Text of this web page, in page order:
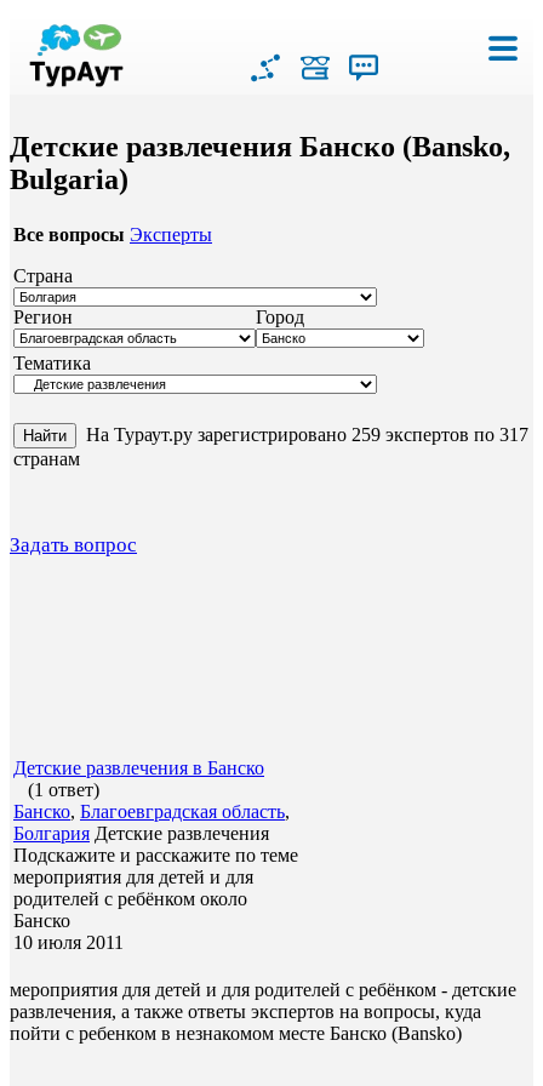
Детские развлечения Банско (Bansko,
Bulgaria)
Все вопросы Эксперты
Страна
Регион
Город
Тематика
На Тураут.ру зарегистрировано 259 экспертов по 317
странам
Задать вопрос
Детские развлечения в Банско
(1 ответ)
Банско, Благоевградская область,
Болгария Детские развлечения
Подскажите и расскажите по теме
мероприятия для детей и для
родителей с ребёнком около
Банско
10 июля 2011
мероприятия для детей и для родителей с ребёнком - детские
развлечения, а также ответы экспертов на вопросы, куда
пойти с ребенком в незнакомом месте Банско (Bansko)